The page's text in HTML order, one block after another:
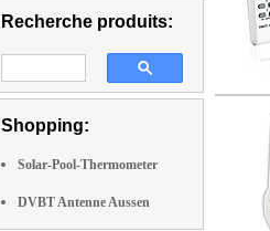
Recherche produits:
Shopping:
Solar-Pool-Thermometer
DVBT Antenne Aussen